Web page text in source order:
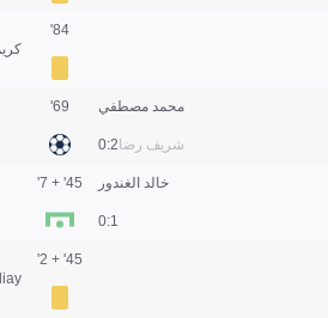
84'
محمد مصطفي
شريف رضا2:0
69'
خالد الغندور
1:0
45' + 7'
45' + 2'